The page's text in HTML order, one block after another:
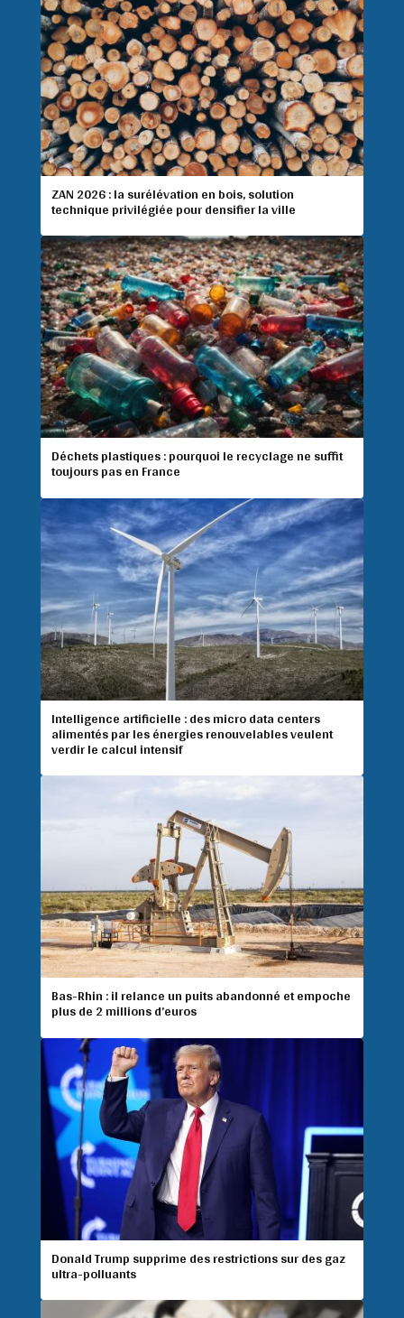
ZAN 2026 : la surélévation en bois, solution
technique privilégiée pour densifier la ville
Déchets plastiques : pourquoi le recyclage ne suffit
toujours pas en France
Intelligence artificielle : des micro data centers
alimentés par les énergies renouvelables veulent
verdir le calcul intensif
Bas-Rhin : il relance un puits abandonné et empoche
plus de 2 millions d’euros
Donald Trump supprime des restrictions sur des gaz
ultra-polluants